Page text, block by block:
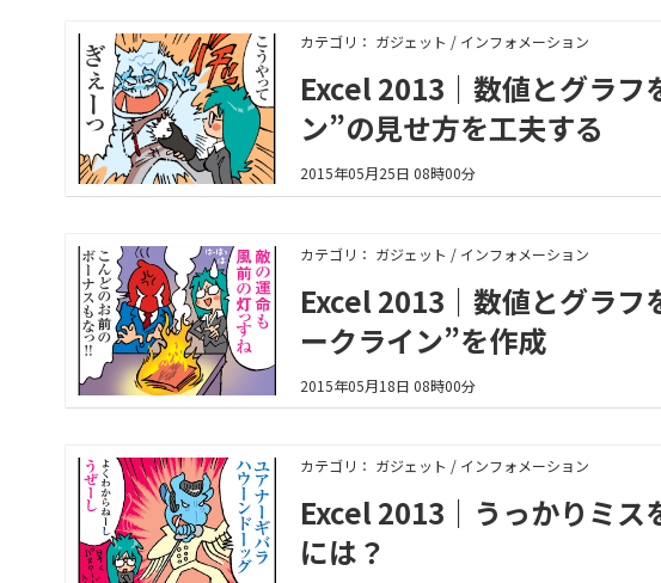
カテゴリ： ガジェット / インフォメーション
Excel 2013｜数値とグラフ
ン”の見せ方を工夫する
2015年05月25日 08時00分
カテゴリ： ガジェット / インフォメーション
Excel 2013｜数値とグラフ
ークライン”を作成
2015年05月18日 08時00分
カテゴリ： ガジェット / インフォメーション
Excel 2013｜うっかりミ
には？